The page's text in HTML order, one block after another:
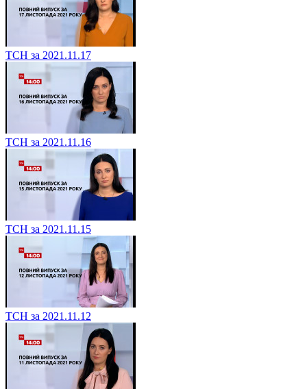
ТСН за 2021.11.17
ТСН за 2021.11.16
ТСН за 2021.11.15
ТСН за 2021.11.12